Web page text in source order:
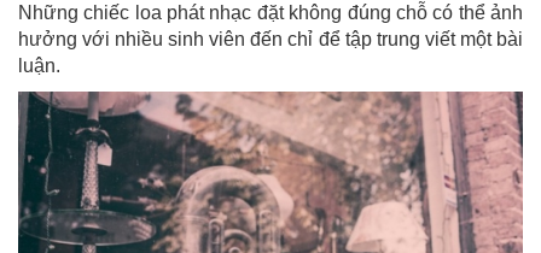
Những chiếc loa phát nhạc đặt không đúng chỗ có thể ảnh
hưởng với nhiều sinh viên đến chỉ để tập trung viết một bài
luận.